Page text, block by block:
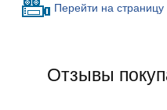
Перейти на
Отзывы